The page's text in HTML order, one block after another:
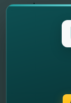
// Alte